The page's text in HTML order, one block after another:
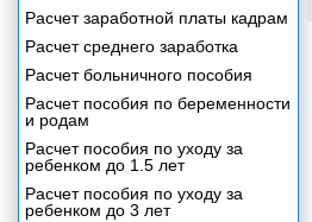
Расчет заработной платы кадрам
Расчет среднего заработка
Расчет больничного пособия
Расчет пособия по беременности
и родам
Расчет пособия по уходу за
ребенком до 1.5 лет
Расчет пособия по уходу за
ребенком до 3 лет